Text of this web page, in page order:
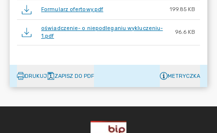
Formularz ofertowy.pdf 199.85 KB
oświadczenie- o niepodleganiu wykluczeniu-
1.pdf
96.6 KB
DRUKUJ ZAPISZ DO PDF METRYCZKA